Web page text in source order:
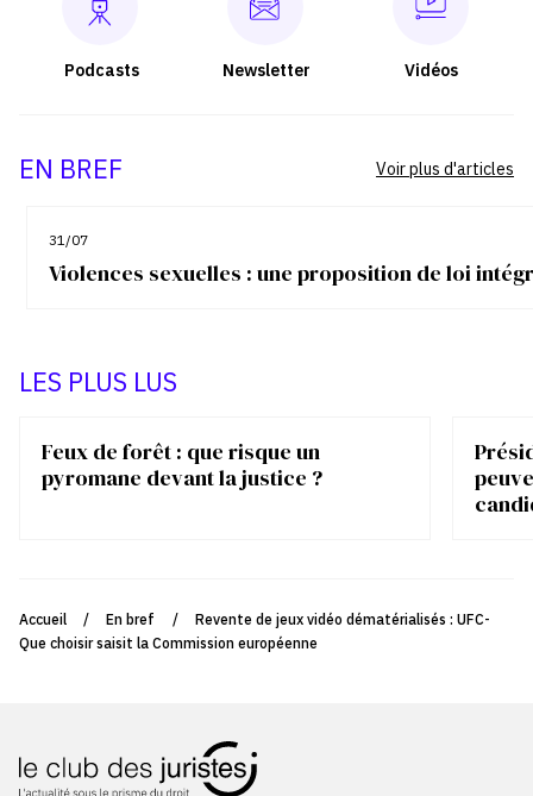
Podcasts Newsletter Vidéos
EN BREF
31/07
Violences sexuelles : une proposition de loi
Voir plus d'articles
LES PLUS LUS
Feux de forêt : que risque un
pyromane devant la justice ?
Accueil / En bref /
Revente de jeux vidéo dématérialisés : UFC-
Que choisir saisit la Commission européenne